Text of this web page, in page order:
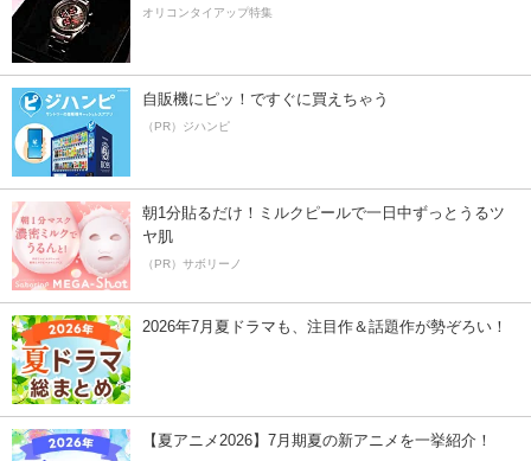
オリコンタイアップ特集
自販機にピッ！ですぐに買えちゃう
（PR）ジハンピ
朝1分貼るだけ！ミルクピールで一日中ずっとうるツ
ヤ肌
（PR）サボリーノ
2026年7月夏ドラマも、注目作＆話題作が勢ぞろい！
【夏アニメ2026】7月期夏の新アニメを一挙紹介！